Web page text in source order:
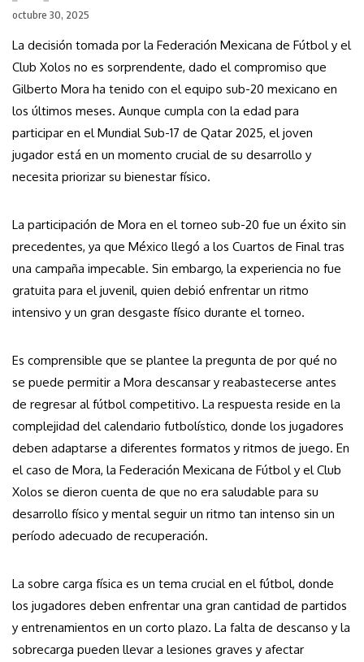
octubre 30, 2025
La decisión tomada por la Federación Mexicana de Fútbol y el
Club Xolos no es sorprendente, dado el compromiso que
Gilberto Mora ha tenido con el equipo sub-20 mexicano en
los últimos meses. Aunque cumpla con la edad para
participar en el Mundial Sub-17 de Qatar 2025, el joven
jugador está en un momento crucial de su desarrollo y
necesita priorizar su bienestar físico.
La participación de Mora en el torneo sub-20 fue un éxito sin
precedentes, ya que México llegó a los Cuartos de Final tras
una campaña impecable. Sin embargo, la experiencia no fue
gratuita para el juvenil, quien debió enfrentar un ritmo
intensivo y un gran desgaste físico durante el torneo.
Es comprensible que se plantee la pregunta de por qué no
se puede permitir a Mora descansar y reabastecerse antes
de regresar al fútbol competitivo. La respuesta reside en la
complejidad del calendario futbolístico, donde los jugadores
deben adaptarse a diferentes formatos y ritmos de juego. En
el caso de Mora, la Federación Mexicana de Fútbol y el Club
Xolos se dieron cuenta de que no era saludable para su
desarrollo físico y mental seguir un ritmo tan intenso sin un
período adecuado de recuperación.
La sobre carga física es un tema crucial en el fútbol, donde
los jugadores deben enfrentar una gran cantidad de partidos
y entrenamientos en un corto plazo. La falta de descanso y la
sobrecarga pueden llevar a lesiones graves y afectar